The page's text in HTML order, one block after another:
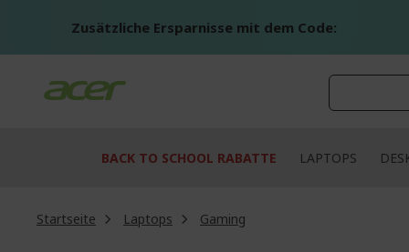
Zusätzliche Ersparnisse mit dem Code:
BACK TO SCHOOL RABATTE LAPTOPS
Startseite Laptops
Gaming